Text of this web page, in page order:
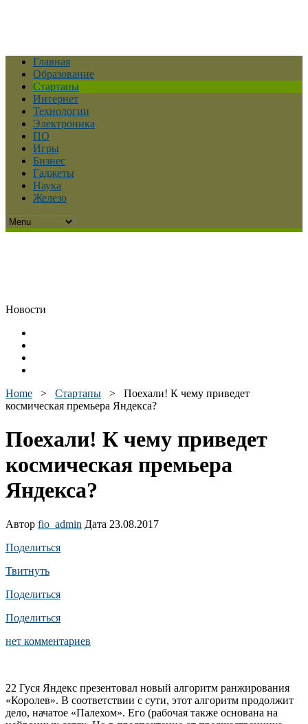
Главная
Образование
Стартапы
Интернет
Технологии
Электроника
ПО
Игры
Бизнес
Гаджеты
Наука
Железо
Новости
Home > Стартапы > Поехали! К чему приведет
космическая премьера Яндекса?
Поехали! К чему приведет
космическая премьера
Яндекса?
Автор fio_admin Дата 23.08.2017
Поделиться
Твитнуть
Поделиться
Поделиться
нет комментариев
22 Гуся Яндекс презентовал новый алгоритм ранжирования
«Королев». В соответствии с сути, этот алгоритм продолжит
дело, начатое «Палехом». Его (рабочая также основана на